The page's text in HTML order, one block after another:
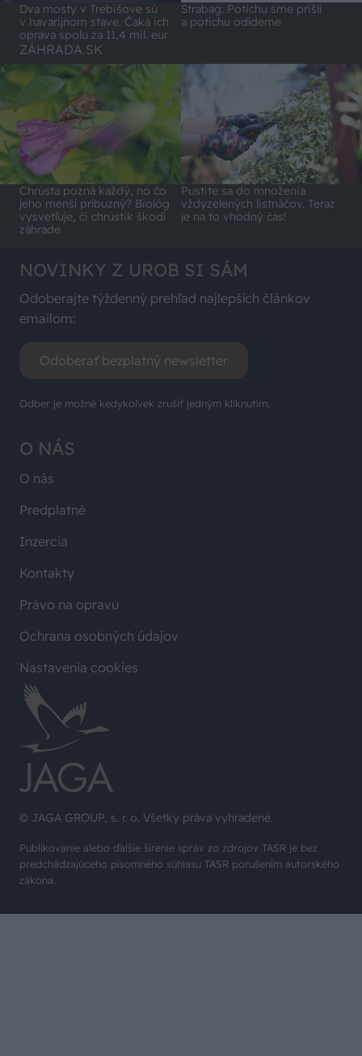
Dva mosty v Trebišove sú
v havarijnom stave. Čaká ich
oprava spolu za 11,4 mil. eur
Strabag: Potichu sme prišli
a potichu odídeme
ZÁHRADA.SK
Chrústa pozná každý, no čo
jeho menší príbuzný? Biológ
vysvetľuje, či chrústik škodí
záhrade
Pustite sa do množenia
vždyzelených listnáčov. Teraz
je na to vhodný čas!
© JAGA GROUP, s. r. o. Všetky práva vyhradené.
Publikovanie alebo ďalšie šírenie správ zo zdrojov TASR je bez
predchádzajúceho písomného súhlasu TASR porušením autorského
zákona.
O NÁS
O nás
Predplatné
Inzercia
Kontakty
Právo na opravu
Ochrana osobných údajov
Nastavenia cookies
NOVINKY Z UROB SI SÁM
Odoberajte týždenný prehľad najlepších článkov
emailom:
Odoberať bezplatný newsletter
Odber je možné kedykoľvek zrušiť jedným kliknutím.